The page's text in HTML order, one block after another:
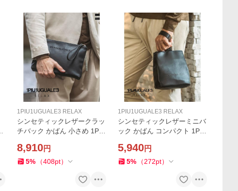
1PIU1UGUALE3 RELAX
シンセティックレザークラッ
チバック かばん 小さめ 1PIU
バッグ 合皮 コンパクト ウノ
ピゥウノウグァーレトレ リ
8,910円
5% （408pt）
1PIU1UGUALE3 RELAX
シンセティックレザーミニバ
ック かばん コンパクト 1PIU
合皮 ハンドバッグ 小さめ ウ
ノピゥウノウグァーレトレ
5,940円
5% （272pt）